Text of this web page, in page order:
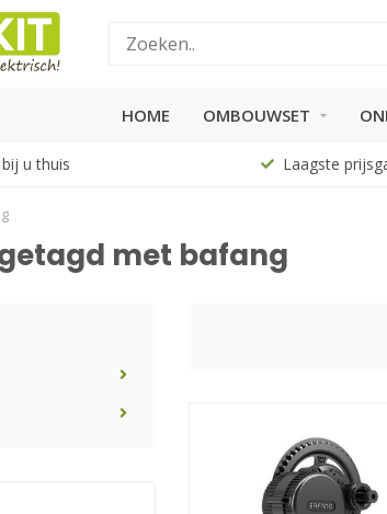
HOME OMBOUWSET
u thuis Laagste
met bafang